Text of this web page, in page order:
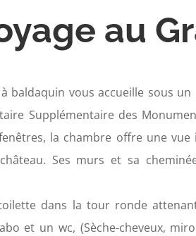
au
baldaquin vous accueille sous
Supplémentaire des
la chambre offre une
Ses murs et sa
dans la tour ronde
et un wc, (Sèche-cheveux,